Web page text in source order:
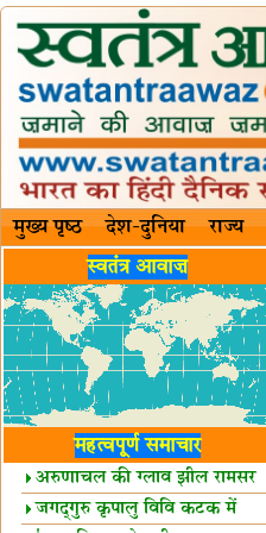
मुख्य पृष्ठ देश-दुनिया राज्य
स्वतंत्र आवाज़
महत्वपूर्ण समाचार
अरुणाचल की ग्लाव झील रामसर
स्थल घोषित
जगद्गुरु कृपालु विवि कटक में